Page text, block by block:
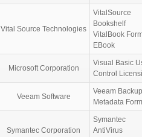
Vital Source Technologies
VitalSource
Bookshelf
VitalBook
EBook
Microsoft Corporation
Visual Basic
Control
Veeam Software
Veeam Backup
Metadata
Symantec Corporation
Symantec
AntiVirus